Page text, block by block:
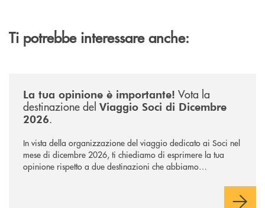
Ti potrebbe interessare anche:
La tua opinione è importante! Vota la
destinazione del Viaggio Soci di Dicembre
2026.
In vista della organizzazione del viaggio dedicato ai Soci nel
mese di dicembre 2026, ti chiediamo di esprimere la tua
opinione rispetto a due destinazioni che abbiamo